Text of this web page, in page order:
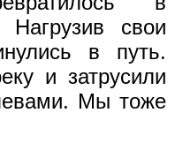
Нагрузив свои
в путь.
и затрусили
Мы тоже